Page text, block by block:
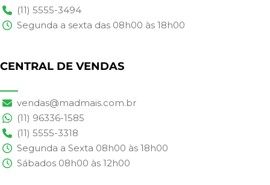
(11) 5555-3494
Segunda a sexta das 08h00 às 18h00
CENTRAL DE VENDAS
vendas@madmais.com.br
(11) 96336-1585
(11) 5555-3318
Segunda a Sexta 08h00 às 18h00
Sábados 08h00 às 12h00